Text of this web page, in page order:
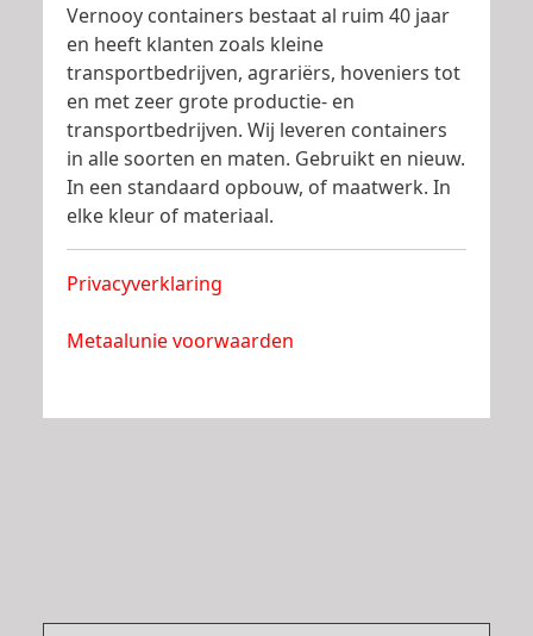
Vernooy containers bestaat al ruim 40 jaar
en heeft klanten zoals kleine
transportbedrijven, agrariërs, hoveniers tot
en met zeer grote productie- en
transportbedrijven. Wij leveren containers
in alle soorten en maten. Gebruikt en nieuw.
In een standaard opbouw, of maatwerk. In
elke kleur of materiaal.
Privacyverklaring
Metaalunie voorwaarden